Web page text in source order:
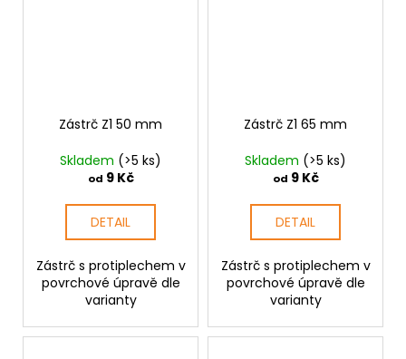
Zástrč Z1 50 mm
Skladem (>5 ks)
od 9 Kč
DETAIL
Zástrč s protiplechem v
povrchové úpravě dle
varianty
Zástrč Z1 65 mm
Skladem (>5 ks)
od 9 Kč
DETAIL
Zástrč s protiplechem v
povrchové úpravě dle
varianty